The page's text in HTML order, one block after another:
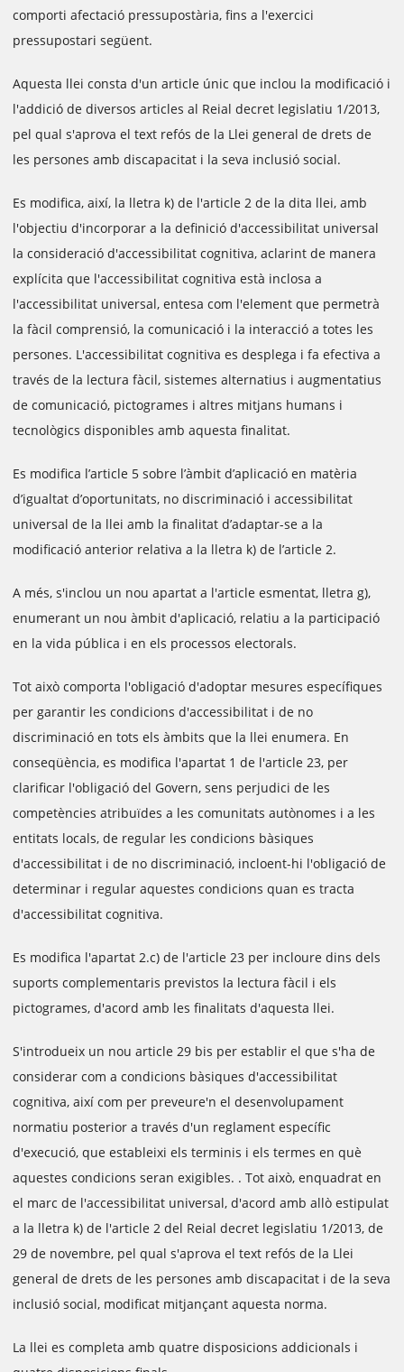
comporti afectació pressupostària, fins a l'exercici
pressupostari següent.
Aquesta llei consta d'un article únic que inclou la modificació i
l'addició de diversos articles al Reial decret legislatiu 1/2013,
pel qual s'aprova el text refós de la Llei general de drets de
les persones amb discapacitat i la seva inclusió social.
Es modifica, així, la lletra k) de l'article 2 de la dita llei, amb
l'objectiu d'incorporar a la definició d'accessibilitat universal
la consideració d'accessibilitat cognitiva, aclarint de manera
explícita que l'accessibilitat cognitiva està inclosa a
l'accessibilitat universal, entesa com l'element que permetrà
la fàcil comprensió, la comunicació i la interacció a totes les
persones. L'accessibilitat cognitiva es desplega i fa efectiva a
través de la lectura fàcil, sistemes alternatius i augmentatius
de comunicació, pictogrames i altres mitjans humans i
tecnològics disponibles amb aquesta finalitat.
Es modifica l’article 5 sobre l’àmbit d’aplicació en matèria
d’igualtat d’oportunitats, no discriminació i accessibilitat
universal de la llei amb la finalitat d’adaptar-se a la
modificació anterior relativa a la lletra k) de l’article 2.
A més, s'inclou un nou apartat a l'article esmentat, lletra g),
enumerant un nou àmbit d'aplicació, relatiu a la participació
en la vida pública i en els processos electorals.
Tot això comporta l'obligació d'adoptar mesures específiques
per garantir les condicions d'accessibilitat i de no
discriminació en tots els àmbits que la llei enumera. En
conseqüència, es modifica l'apartat 1 de l'article 23, per
clarificar l'obligació del Govern, sens perjudici de les
competències atribuïdes a les comunitats autònomes i a les
entitats locals, de regular les condicions bàsiques
d'accessibilitat i de no discriminació, incloent-hi l'obligació de
determinar i regular aquestes condicions quan es tracta
d'accessibilitat cognitiva.
Es modifica l'apartat 2.c) de l'article 23 per incloure dins dels
suports complementaris previstos la lectura fàcil i els
pictogrames, d'acord amb les finalitats d'aquesta llei.
S'introdueix un nou article 29 bis per establir el que s'ha de
considerar com a condicions bàsiques d'accessibilitat
cognitiva, així com per preveure'n el desenvolupament
normatiu posterior a través d'un reglament específic
d'execució, que estableixi els terminis i els termes en què
aquestes condicions seran exigibles. . Tot això, enquadrat en
el marc de l'accessibilitat universal, d'acord amb allò estipulat
a la lletra k) de l'article 2 del Reial decret legislatiu 1/2013, de
29 de novembre, pel qual s'aprova el text refós de la Llei
general de drets de les persones amb discapacitat i de la seva
inclusió social, modificat mitjançant aquesta norma.
La llei es completa amb quatre disposicions addicionals i